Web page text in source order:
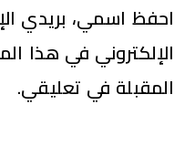
احفظ اسمي، بريدي
الإلكتروني في هذا
المقبلة في تعليقي.